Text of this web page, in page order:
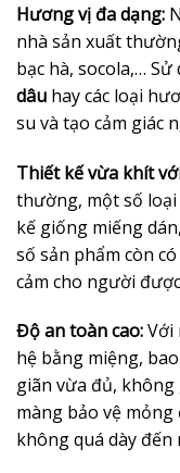
Hương vị đa dạng:
nhà sản xuất
bạc hà, socola,… Sử
dâu hay các loại
su và tạo cảm giác
Thiết kế vừa khít
thường, một số
kế giống miếng
số sản phẩm còn
cảm cho người
Độ an toàn cao:Với
hệ bằng miệng,
giãn vừa đủ, không
màng bảo vệ
không quá dày đến